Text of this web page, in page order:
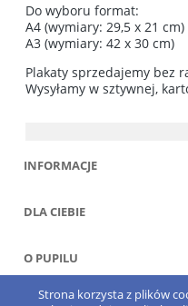
Strona korzysta z plików
Do wyboru format:
A4 (wymiary: 29,5 x 21 cm)
A3 (wymiary: 42 x 30 cm)
Plakaty sprzedajemy bez
Wysyłamy w sztywnej,
INFORMACJE
DLA CIEBIE
O PUPILU